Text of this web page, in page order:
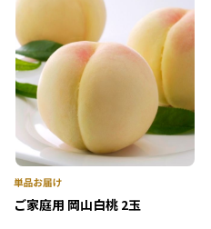
ご家庭用 岡山白桃 2玉